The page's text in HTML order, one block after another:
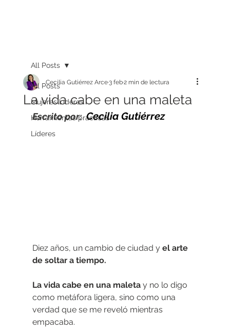
All Posts
Mujeres Líderes
Herramientas prácticas
Líderes
All Posts
La vida cabe en una maleta
Cecilia Gutiérrez Arce3 feb2 min de lectura
Escrito por: Cecilia Gutiérrez
Diez años, un cambio de ciudad y el arte
de soltar a tiempo.
La vida cabe en una maleta y no lo digo
como metáfora ligera, sino como una
verdad que se me reveló mientras
empacaba.